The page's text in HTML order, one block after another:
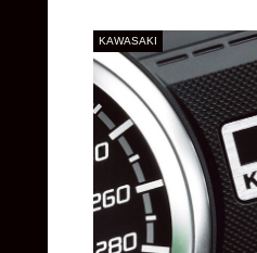
KAWASAKI